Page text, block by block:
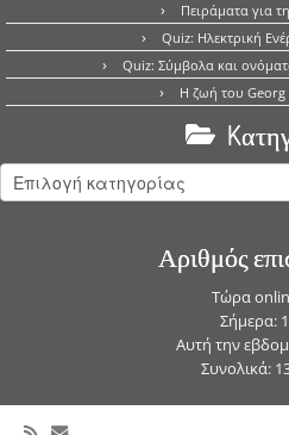
Πειράματα για
Quiz: Ηλεκτρική
Quiz: Σύμβολα και
Η ζωή του
Kατηγορίες
Αριθμός
Τώρα
Σήμερα:
Αυτή την
Συνολικά: